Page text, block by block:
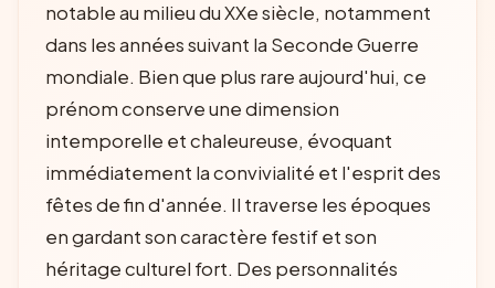
notable au milieu du XXe siècle, notamment
dans les années suivant la Seconde Guerre
mondiale. Bien que plus rare aujourd'hui, ce
prénom conserve une dimension
intemporelle et chaleureuse, évoquant
immédiatement la convivialité et l'esprit des
fêtes de fin d'année. Il traverse les époques
en gardant son caractère festif et son
héritage culturel fort. Des personnalités